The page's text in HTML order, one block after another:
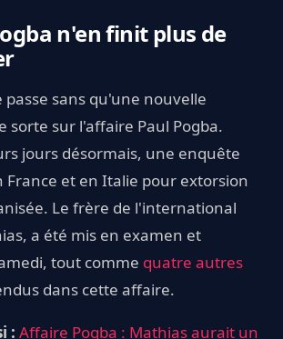
n'en finit plus de
passe sans qu'une nouvelle
sorte sur l'affaire Paul Pogba.
jours désormais, une enquête
France et en Italie pour extorsion
Le frère de l'international
a été mis en examen et
tout comme quatre autres
dans cette affaire.
: Affaire Pogba : Mathias aurait un